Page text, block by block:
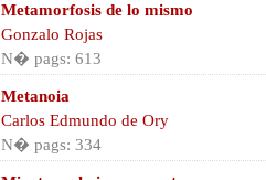
Metamorfosis de lo mismo
Gonzalo Rojas
N� pags: 613
Metanoia
Carlos Edmundo de Ory
N� pags: 334